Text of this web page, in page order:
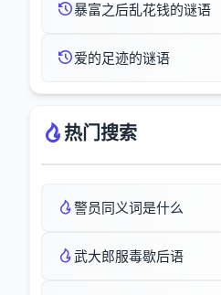
暴富之后乱花钱的谜语
爱的足迹的谜语
热门搜索
警员同义词是什么
武大郎服毒歇后语